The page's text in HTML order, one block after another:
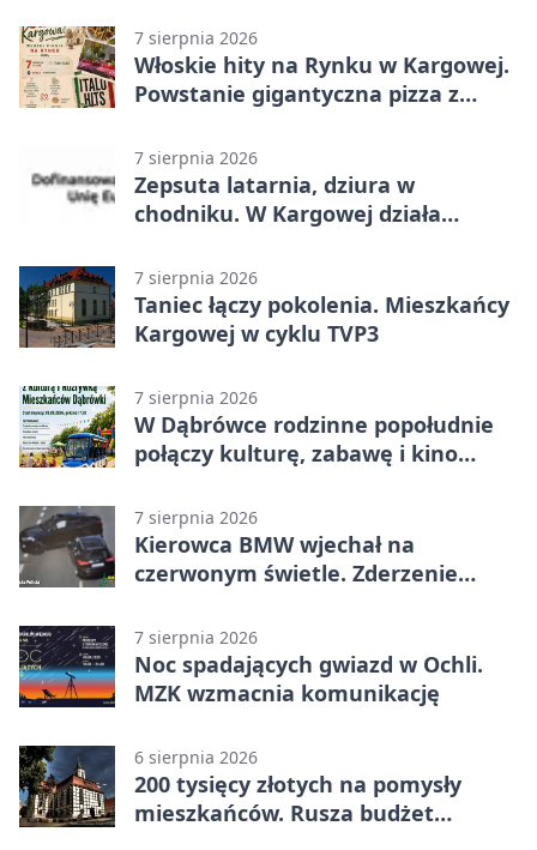
7 sierpnia 2026
Włoskie hity na Rynku w Kargowej.
Powstanie gigantyczna pizza z
7 sierpnia 2026
Zepsuta latarnia, dziura w
chodniku. W Kargowej działa
7 sierpnia 2026
Taniec łączy pokolenia. Mieszkańcy
Kargowej w cyklu TVP3
7 sierpnia 2026
W Dąbrówce rodzinne popołudnie
połączy kulturę, zabawę i kino
7 sierpnia 2026
Kierowca BMW wjechał na
czerwonym świetle. Zderzenie
7 sierpnia 2026
Noc spadających gwiazd w Ochli.
MZK wzmacnia komunikację
6 sierpnia 2026
200 tysięcy złotych na pomysły
mieszkańców. Rusza budżet